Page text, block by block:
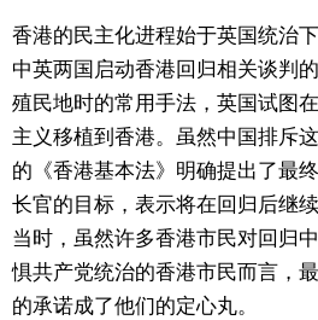
香港的民主化进程始于英国统治
中英两国启动香港回归相关谈判
殖民地时的常用手法，英国试图
主义移植到香港。虽然中国排斥
的《香港基本法》明确提出了最
长官的目标，表示将在回归后继
当时，虽然许多香港市民对回归
惧共产党统治的香港市民而言，
的承诺成了他们的定心丸。